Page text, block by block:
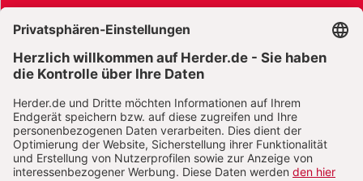
Widerrufsbelehrung E-Books
Widerrufsbelehrung Zeitschriften Datenschutz
Datenschutz Social Media Barrierefreiheit
Vertrag widerrufen